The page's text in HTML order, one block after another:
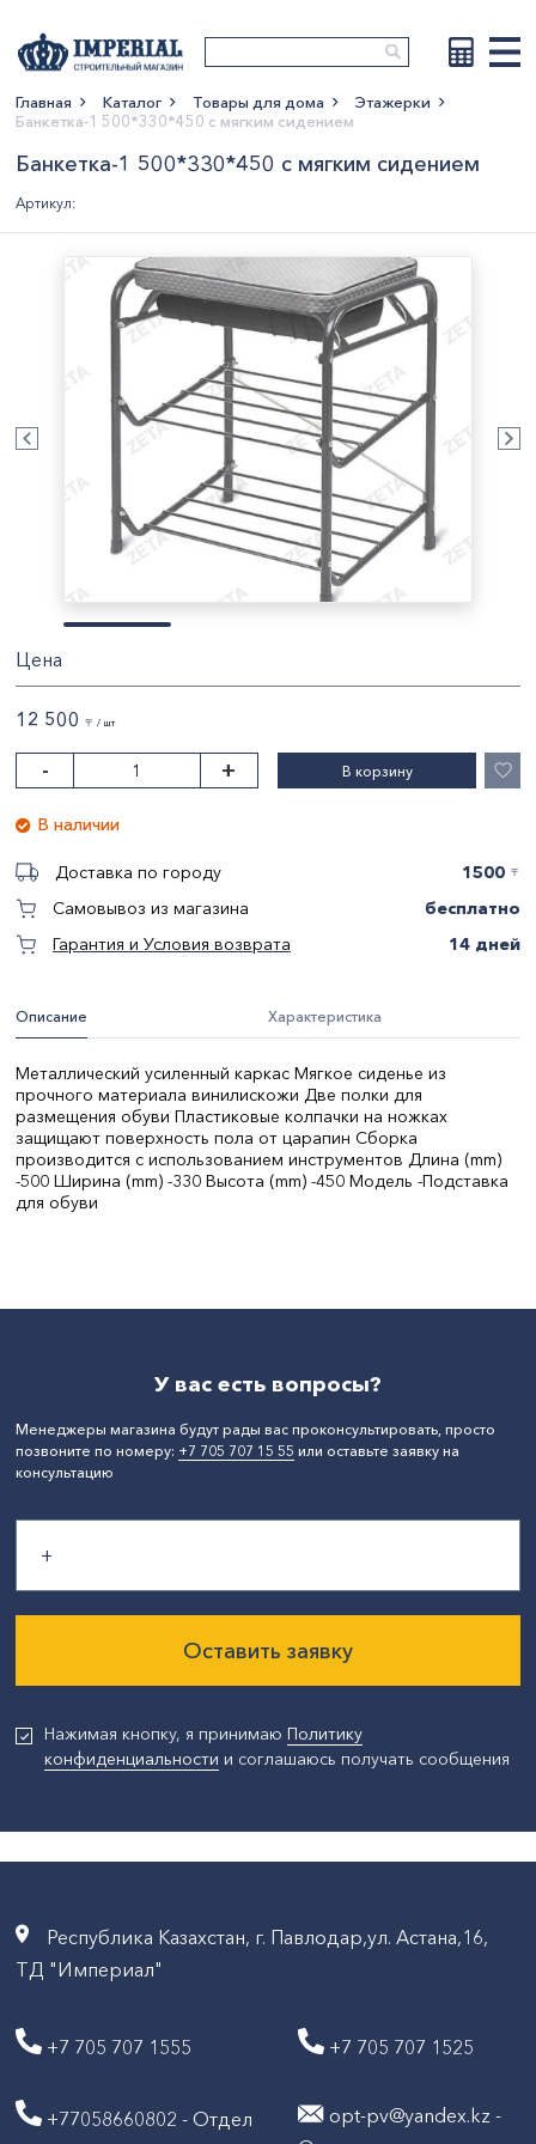
Главная Каталог Товары для дома
Этажерки
Банкетка-1 500*330*450 с мягким сидением
Банкетка-1 500*330*450 с мягким сидением
Артикул:
Описание Характеристика
Металлический усиленный каркас Мягкое сиденье из
прочного материала винилискожи Две полки для
размещения обуви Пластиковые колпачки на ножках
защищают поверхность пола от царапин Сборка
производится с использованием инструментов Длина (mm)
-500 Ширина (mm) -330 Высота (mm) -450 Модель -Подставка
для обуви
Ширина, мм:
450
Количество секций:
2
Бренд:
Nika
Цена
12 500 〒 / шт
- + В корзину
В наличии
Доставка по городу 1500 〒
Самовывоз из магазина
бесплатно
Гарантия и Условия возврата
14 дней
У вас есть вопросы?
Менеджеры магазина будут рады вас проконсультировать, просто
позвоните по номеру: +7 705 707 15 55 или оставьте заявку на
консультацию
Оставить заявку
Нажимая кнопку, я принимаю Политику
конфиденциальности и соглашаюсь получать сообщения
Республика Казахстан, г. Павлодар,ул. Астана,16,
ТД "Империал"
+7 705 707 1555 +7 705 707 1525
+77058660802 - Отдел
opt-pv@yandex.kz -